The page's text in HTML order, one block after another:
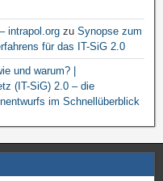
intrapol.org zu Synopse zum
für das IT-SiG 2.0
und warum? |
(IT-SiG) 2.0 – die
im Schnellüberblick